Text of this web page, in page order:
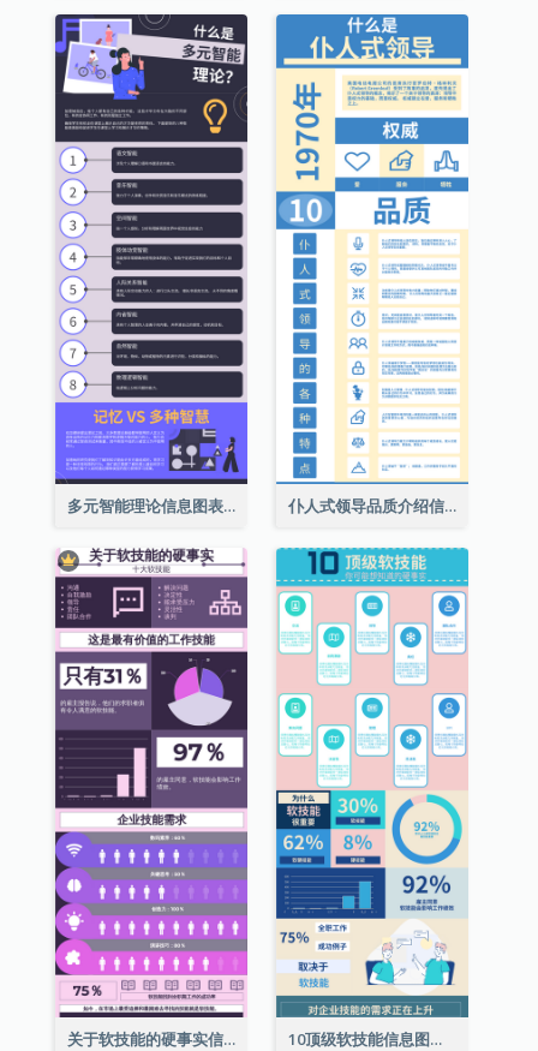
多元智能理论信息图表 仆人式领导品质介绍信息图表
关于软技能的硬事实信息图表 10顶级软技能信息图表